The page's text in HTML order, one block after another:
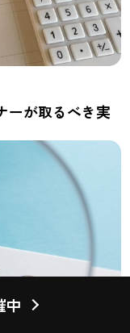
ーが取るべき実
中